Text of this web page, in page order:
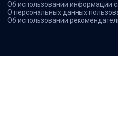
Об использовании информации
О персональных данных
Об использовании